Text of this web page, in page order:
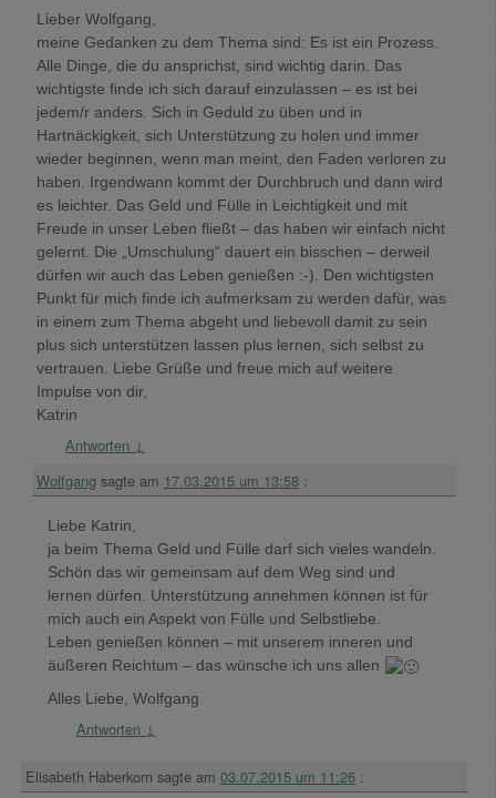
Lieber Wolfgang,
meine Gedanken zu dem Thema sind: Es ist ein Prozess.
Alle Dinge, die du ansprichst, sind wichtig darin. Das
wichtigste finde ich sich darauf einzulassen – es ist bei
jedem/r anders. Sich in Geduld zu üben und in
Hartnäckigkeit, sich Unterstützung zu holen und immer
wieder beginnen, wenn man meint, den Faden verloren zu
haben. Irgendwann kommt der Durchbruch und dann wird
es leichter. Das Geld und Fülle in Leichtigkeit und mit
Freude in unser Leben fließt – das haben wir einfach nicht
gelernt. Die „Umschulung“ dauert ein bisschen – derweil
dürfen wir auch das Leben genießen :-). Den wichtigsten
Punkt für mich finde ich aufmerksam zu werden dafür, was
in einem zum Thema abgeht und liebevoll damit zu sein
plus sich unterstützen lassen plus lernen, sich selbst zu
vertrauen. Liebe Grüße und freue mich auf weitere
Impulse von dir,
Katrin
Antworten ↓
Wolfgang sagte am 17.03.2015 um 13:58 :
Liebe Katrin,
ja beim Thema Geld und Fülle darf sich vieles wandeln.
Schön das wir gemeinsam auf dem Weg sind und
lernen dürfen. Unterstützung annehmen können ist für
mich auch ein Aspekt von Fülle und Selbstliebe.
Leben genießen können – mit unserem inneren und
äußeren Reichtum – das wünsche ich uns allen
Alles Liebe, Wolfgang
Antworten ↓
Elisabeth Haberkorn sagte am 03.07.2015 um 11:26 :